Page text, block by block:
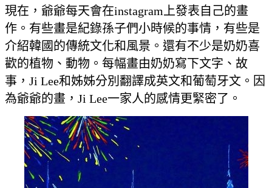
現在，爺爺每天會在instagram上發表自己的畫
作。有些畫是紀錄孫子們小時候的事情，有些是
介紹韓國的傳統文化和風景。還有不少是奶奶喜
歡的植物、動物。每幅畫由奶奶寫下文字、故
事，Ji Lee和姊姊分別翻譯成英文和葡萄牙文。因
為爺爺的畫，Ji Lee一家人的感情更緊密了。